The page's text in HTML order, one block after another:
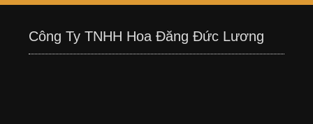
Công Ty TNHH Hoa Đăng Đức Lương